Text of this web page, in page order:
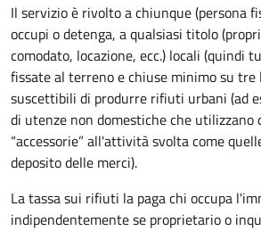
Il servizio è rivolto a chiunque (persona
occupi o detenga, a qualsiasi titolo
comodato, locazione, ecc.) locali (quindi
fissate al terreno e chiuse minimo su tre
suscettibili di produrre rifiuti urbani (ad
di utenze non domestiche che utilizzano
“accessorie” all'attività svolta come
deposito delle merci).
La tassa sui rifiuti la paga chi occupa
indipendentemente se proprietario o